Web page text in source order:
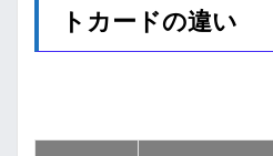
トカードの違い